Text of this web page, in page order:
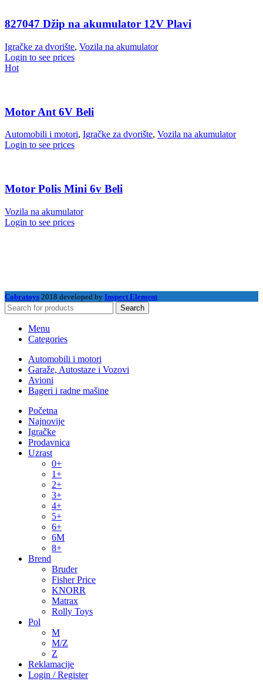
827047 Džip na akumulator 12V Plavi
Igračke za dvorište, Vozila na akumulator
Login to see prices
Hot
Motor Ant 6V Beli
Automobili i motori, Igračke za dvorište, Vozila na akumulator
Login to see prices
Motor Polis Mini 6v Beli
Vozila na akumulator
Login to see prices
Cobratoys 2018 developed by Inspect Element
Search
Menu
Categories
Automobili i motori
Garaže, Autostaze i Vozovi
Avioni
Bageri i radne mašine
Početna
Najnovije
Igračke
Prodavnica
Uzrast
0+
1+
2+
3+
4+
5+
6+
6M
8+
Brend
Bruder
Fisher Price
KNORR
Matrax
Rolly Toys
Pol
M
M/Z
Z
Reklamacije
Login / Register